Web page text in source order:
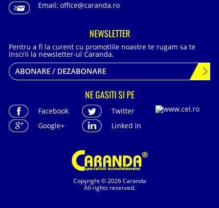
Copyright © 2026 Caranda
All rights reserved.
Email: office@caranda.ro
NEWSLETTER
Pentru a fi la curent cu promotiile noastre te rugam sa te
inscrii la newsletter-ul Caranda.
ABONARE / DEZABONARE
NE GASITI SI PE
Facebook
Twitter
Google+
Linked in